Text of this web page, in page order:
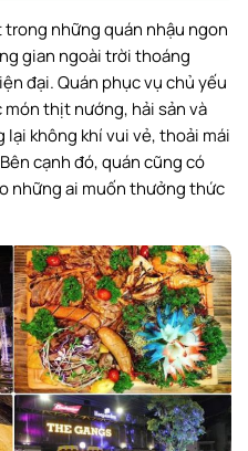
trong những quán nhậu ngon
gian ngoài trời thoáng
đại. Quán phục vụ chủ yếu
thịt nướng, hải sản và
không khí vui vẻ, thoải mái
cạnh đó, quán cũng có
những ai muốn thưởng thức